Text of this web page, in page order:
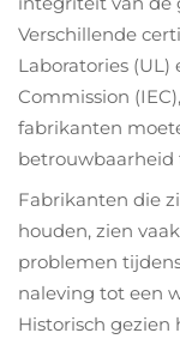
Verschillende
Laboratories
Commission
fabrikanten
betrouwbaarheid
Fabrikanten die
houden, zien
problemen
naleving tot een
Historisch gezien